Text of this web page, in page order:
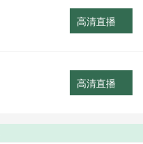
高清直播
高清直播